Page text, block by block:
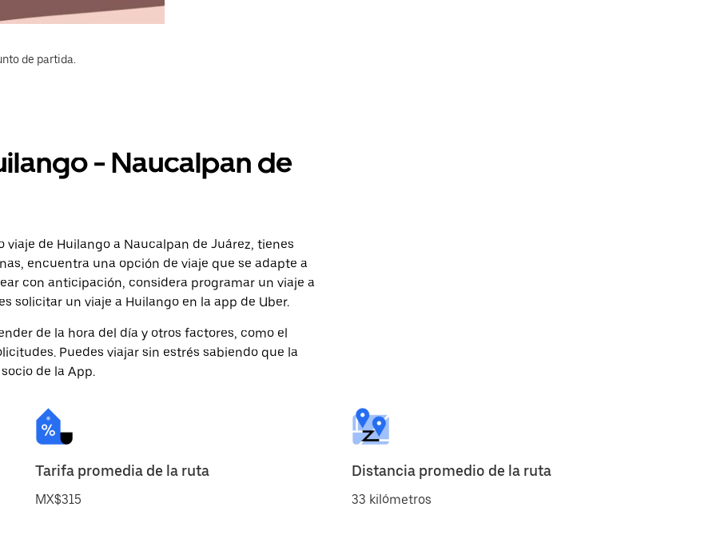
de partida.
- Naucalpan de
de Huilango a Naucalpan de Juárez, tienes
encuentra una opción de viaje que se adapte a
con anticipación, considera programar un viaje a
solicitar un viaje a Huilango en la app de Uber.
de la hora del día y otros factores, como el
Puedes viajar sin estrés sabiendo que la
de la App.
Tarifa promedia de la ruta
MX$315
Distancia promedio de la ruta
33 kilómetros